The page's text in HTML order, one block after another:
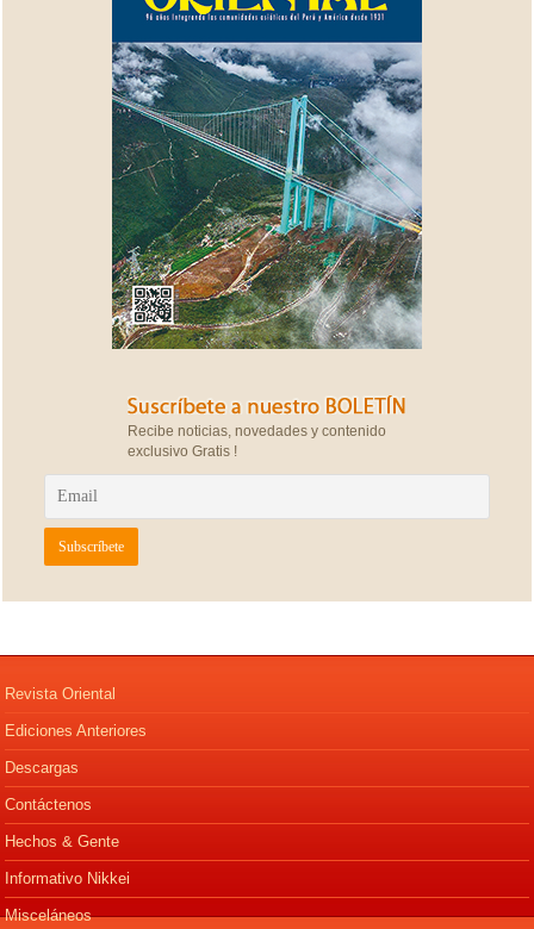
Recibe noticias, novedades y contenido
exclusivo Gratis !
Revista Oriental
Ediciones Anteriores
Descargas
Contáctenos
Hechos & Gente
Informativo Nikkei
Misceláneos